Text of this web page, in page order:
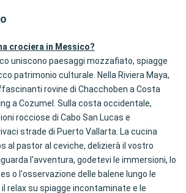
crociera in Messico?
uniscono paesaggi mozzafiato, spiagge
patrimonio culturale. Nella Riviera Maya,
rovine di Chacchoben a Costa
a Cozumel. Sulla costa occidentale,
rocciose di Cabo San Lucas e
strade di Puerto Vallarta. La cucina
al pastor al ceviche, delizierà il vostro
l'avventura, godetevi le immersioni, lo
o l'osservazione delle balene lungo le
relax su spiagge incontaminate e le